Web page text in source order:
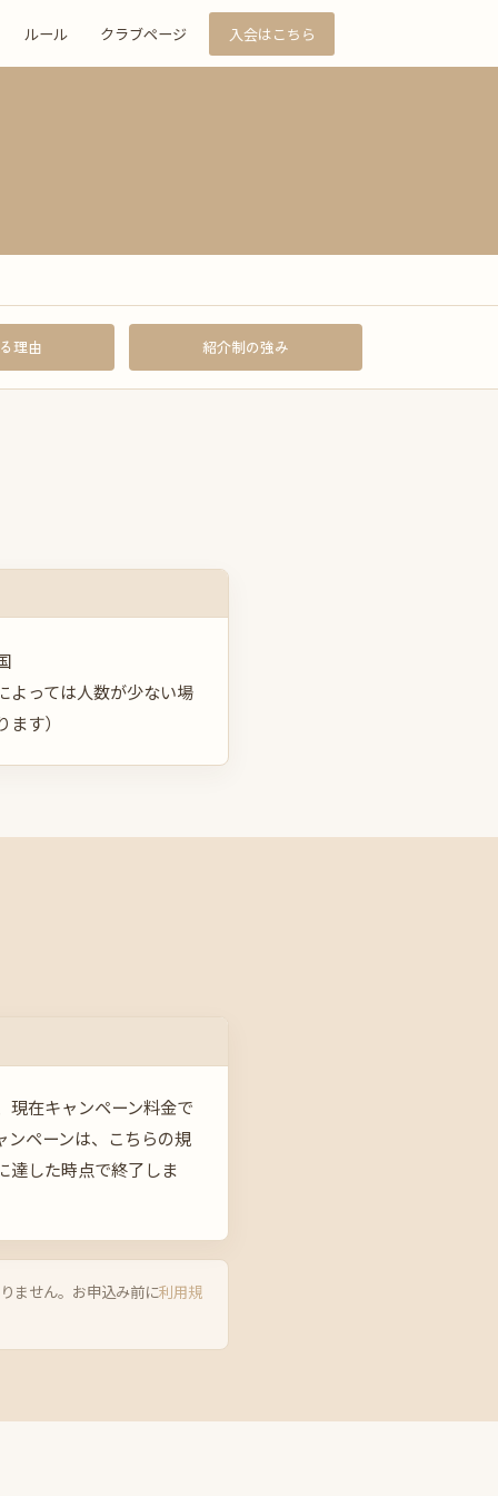
ルール クラブページ 入会はこちら
理由 紹介制の強み
よっては人数が少ない場
す）
現在キャンペーン料金で
ンペーンは、こちらの規
達した時点で終了しま
ません。お申込み前に利用規